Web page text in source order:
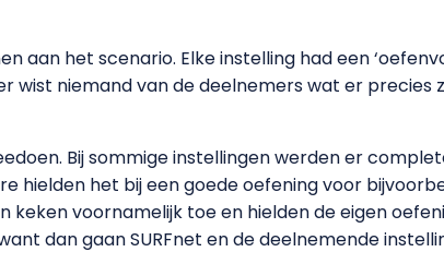
aan het scenario. Elke instelling had een
wist niemand van de deelnemers wat er precies
Bij sommige instellingen werden er
hielden het bij een goede oefening voor
keken voornamelijk toe en hielden de eigen
dan gaan SURFnet en de deelnemende